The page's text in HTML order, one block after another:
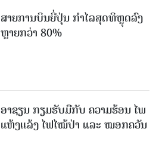
ສາຍການບິນຍີ່ປຸ່ນ ກຳໄລສຸດທິຫຼຸດລົງ
ຫຼາຍກວ່າ 80%
ອາຊຽນ ກຽມຮັບມືກັບ ຄວາມຮ້ອນ ໄພ
ແຫ້ງແລ້ງ ໄຟໄໝ້ປ່າ ແລະ ໝອກຄວັນ